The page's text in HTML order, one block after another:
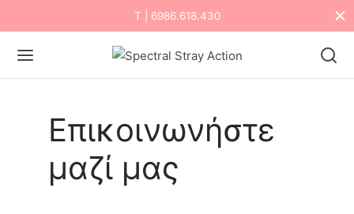
Τ | 6986.618.430
Επικοινωνήστε
μαζί μας